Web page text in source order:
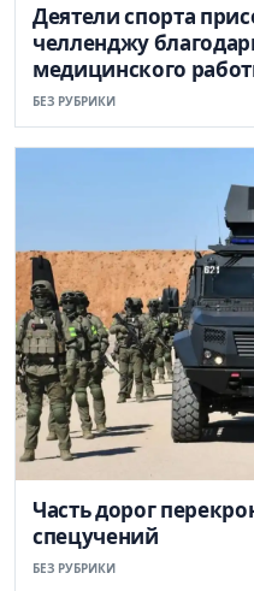
Деятели спорта
челленджу
медицинского
БЕЗ РУБРИКИ
Часть дорог
спецучений
БЕЗ РУБРИКИ